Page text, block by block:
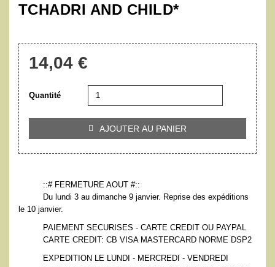
TCHADRI AND CHILD*
14,04 €
Quantité
 AJOUTER AU PANIER
::# FERMETURE AOUT #::
Du lundi 3 au dimanche 9 janvier. Reprise des expéditions
le 10 janvier.
PAIEMENT SECURISES - CARTE CREDIT OU PAYPAL
CARTE CREDIT: CB VISA MASTERCARD NORME DSP2
EXPEDITION LE LUNDI - MERCREDI - VENDREDI